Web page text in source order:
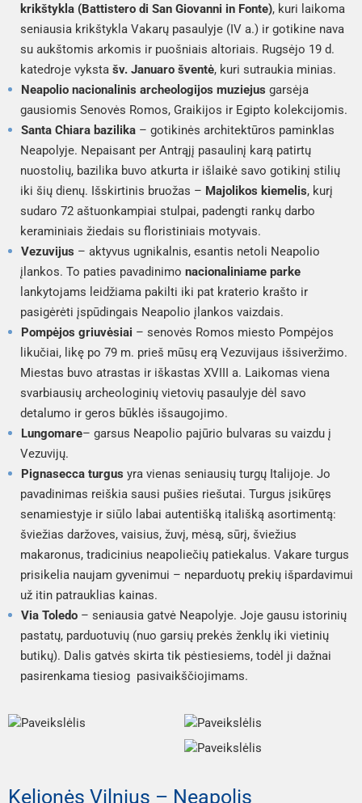
krikštykla (Battistero di San Giovanni in Fonte), kuri laikoma
seniausia krikštykla Vakarų pasaulyje (IV a.) ir gotikine nava
su aukštomis arkomis ir puošniais altoriais. Rugsėjo 19 d.
katedroje vyksta šv. Januaro šventė, kuri sutraukia minias.
Neapolio nacionalinis archeologijos muziejus garsėja
gausiomis Senovės Romos, Graikijos ir Egipto kolekcijomis.
Santa Chiara bazilika – gotikinės architektūros paminklas
Neapolyje. Nepaisant per Antrąjį pasaulinį karą patirtų
nuostolių, bazilika buvo atkurta ir išlaikė savo gotikinį stilių
iki šių dienų. Išskirtinis bruožas – Majolikos kiemelis, kurį
sudaro 72 aštuonkampiai stulpai, padengti rankų darbo
keraminiais žiedais su floristiniais motyvais.
Vezuvijus – aktyvus ugnikalnis, esantis netoli Neapolio
įlankos. To paties pavadinimo nacionaliniame parke
lankytojams leidžiama pakilti iki pat kraterio krašto ir
pasigėrėti įspūdingais Neapolio įlankos vaizdais.
Pompėjos griuvėsiai – senovės Romos miesto Pompėjos
likučiai, likę po 79 m. prieš mūsų erą Vezuvijaus išsiveržimo.
Miestas buvo atrastas ir iškastas XVIII a. Laikomas viena
svarbiausių archeologinių vietovių pasaulyje dėl savo
detalumo ir geros būklės išsaugojimo.
Lungomare– garsus Neapolio pajūrio bulvaras su vaizdu į
Vezuvijų.
Pignasecca turgus yra vienas seniausių turgų Italijoje. Jo
pavadinimas reiškia sausi pušies riešutai. Turgus įsikūręs
senamiestyje ir siūlo labai autentišką itališką asortimentą:
šviežias daržoves, vaisius, žuvį, mėsą, sūrį, šviežius
makaronus, tradicinius neapoliečių patiekalus. Vakare turgus
prisikelia naujam gyvenimui – neparduotų prekių išpardavimui
už itin patrauklias kainas.
Via Toledo – seniausia gatvė Neapolyje. Joje gausu istorinių
pastatų, parduotuvių (nuo garsių prekės ženklų iki vietinių
butikų). Dalis gatvės skirta tik pėstiesiems, todėl ji dažnai
pasirenkama tiesiog pasivaikščiojimams.
Kelionės Vilnius – Neapolis